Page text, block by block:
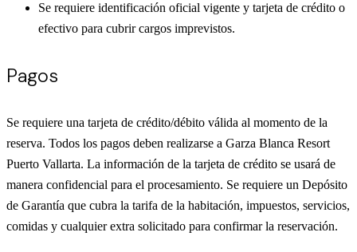
Se requiere identificación oficial vigente y tarjeta de crédito o
efectivo para cubrir cargos imprevistos.
Pagos
Se requiere una tarjeta de crédito/débito válida al momento de la
reserva. Todos los pagos deben realizarse a Garza Blanca Resort
Puerto Vallarta. La información de la tarjeta de crédito se usará de
manera confidencial para el procesamiento. Se requiere un Depósito
de Garantía que cubra la tarifa de la habitación, impuestos, servicios,
comidas y cualquier extra solicitado para confirmar la reservación.